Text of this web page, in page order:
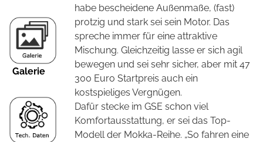
Galerie
habe bescheidene Außenmaße, (fast)
protzig und stark sei sein Motor. Das
spreche immer für eine attraktive
Mischung. Gleichzeitig lasse er sich agil
bewegen und sei sehr sicher, aber mit 47
300 Euro Startpreis auch ein
kostspieliges Vergnügen.
Dafür stecke im GSE schon viel
Komfortausstattung, er sei das Top-
Modell der Mokka-Reihe. „So fahren eine